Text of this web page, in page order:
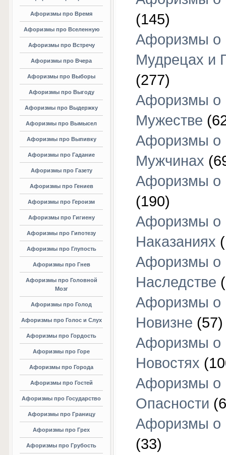
Афоризмы про Время
Афоризмы про Вселенную
Афоризмы про Встречу
Афоризмы про Вчера
Афоризмы про Выборы
Афоризмы про Выгоду
Афоризмы про Выдержку
Афоризмы про Вымысел
Афоризмы про Выпивку
Афоризмы про Гадание
Афоризмы про Газету
Афоризмы про Гениев
Афоризмы про Героизм
Афоризмы про Гигиену
Афоризмы про Гипотезу
Афоризмы про Глупость
Афоризмы про Гнев
Афоризмы про Головной
Мозг
Афоризмы про Голод
Афоризмы про Голос и Слух
Афоризмы про Гордость
Афоризмы про Горе
Афоризмы про Города
Афоризмы про Гостей
Афоризмы про Государство
Афоризмы про Границу
Афоризмы про Грех
Афоризмы про Грубость
(145)
Афоризмы о
Мудрецах и
(277)
Афоризмы о
Мужестве
Афоризмы о
Мужчинах
Афоризмы о
(190)
Афоризмы о
Наказаниях
Афоризмы о
Наследстве
Афоризмы о
Новизне (57)
Афоризмы о
Новостях
Афоризмы о
Опасности
Афоризмы о
(33)